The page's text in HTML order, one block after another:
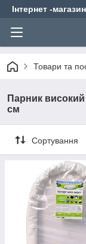
Інтернет -
Товари та
Парник
см
Сортування